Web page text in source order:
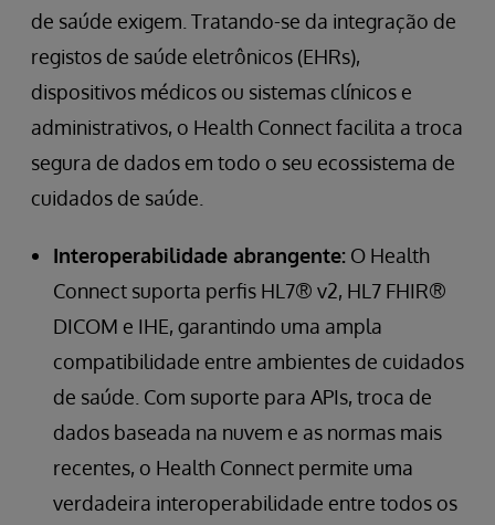
de saúde exigem. Tratando-se da integração de
registos de saúde eletrônicos (EHRs),
dispositivos médicos ou sistemas clínicos e
administrativos, o Health Connect facilita a troca
segura de dados em todo o seu ecossistema de
cuidados de saúde.
Interoperabilidade abrangente: O Health
Connect suporta perfis HL7® v2, HL7 FHIR®
DICOM e IHE, garantindo uma ampla
compatibilidade entre ambientes de cuidados
de saúde. Com suporte para APIs, troca de
dados baseada na nuvem e as normas mais
recentes, o Health Connect permite uma
verdadeira interoperabilidade entre todos os